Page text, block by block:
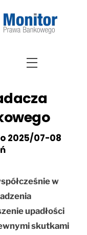
Menu
2025/07-08
w
upadłości
skutkami